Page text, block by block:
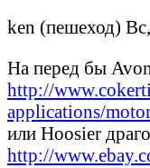
ken (пешеход)
На перед бы Avon
http://
applications/
или Hoosier
http://